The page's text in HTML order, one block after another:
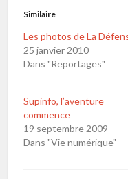
Similaire
Les photos de La
25 janvier 2010
Dans "Reportages"
Supinfo, l’aventure
commence
19 septembre 2009
Dans "Vie numérique"